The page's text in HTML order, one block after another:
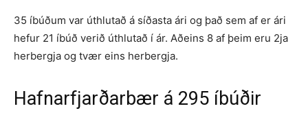
35 íbúðum var úthlutað á síðasta ári og það sem af er ári
hefur 21 íbúð verið úthlutað í ár. Aðeins 8 af þeim eru 2ja
herbergja og tvær eins herbergja.
Hafnarfjarðarbær á 295 íbúðir